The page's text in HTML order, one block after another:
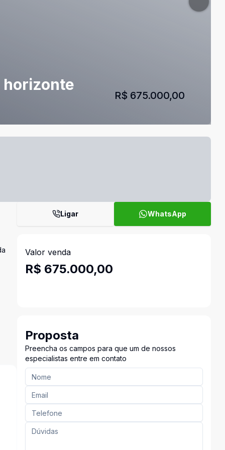
horizonte
R$ 675.000,00
Ligar WhatsApp
Valor venda
R$ 675.000,00
Proposta
Preencha os campos para que um de nossos
especialistas entre em contato